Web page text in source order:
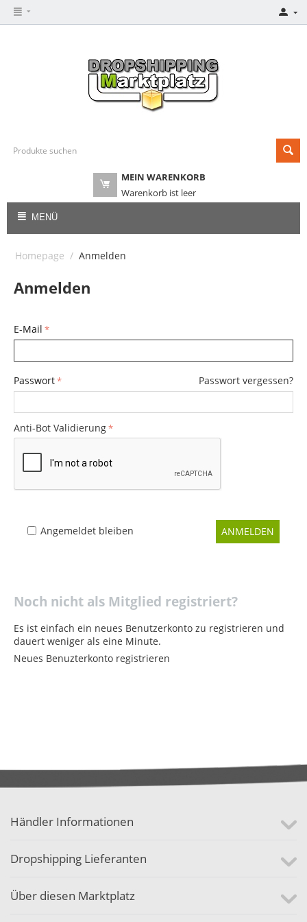
MEIN WARENKORB
Warenkorb ist leer
MENÜ
Homepage / Anmelden
Anmelden
E-Mail
Passwort Passwort vergessen?
Anti-Bot Validierung
ANMELDEN
Angemeldet bleiben
Noch nicht als Mitglied registriert?
Es ist einfach ein neues Benutzerkonto zu registrieren und
dauert weniger als eine Minute.
Neues Benuzterkonto registrieren
Händler Informationen
Dropshipping Lieferanten
Über diesen Marktplatz